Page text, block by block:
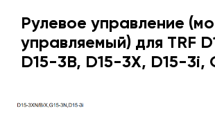
Рулевое управление
управляемый) для TRF
D15-3B, D15-3X, D15-3i,